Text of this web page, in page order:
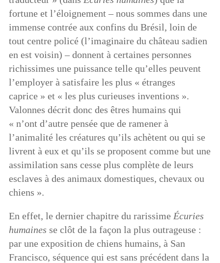
fortune et l’éloignement – nous sommes dans une
immense contrée aux confins du Brésil, loin de
tout centre policé (l’imaginaire du château sadien
en est voisin) – donnent à certaines personnes
richissimes une puissance telle qu’elles peuvent
l’employer à satisfaire les plus « étranges
caprice » et « les plus curieuses inventions ».
Valonnes décrit donc des êtres humains qui
« n’ont d’autre pensée que de ramener à
l’animalité les créatures qu’ils achètent ou qui se
livrent à eux et qu’ils se proposent comme but une
assimilation sans cesse plus complète de leurs
esclaves à des animaux domestiques, chevaux ou
chiens ».
En effet, le dernier chapitre du rarissime Écuries
humaines se clôt de la façon la plus outrageuse :
par une exposition de chiens humains, à San
Francisco, séquence qui est sans précédent dans la